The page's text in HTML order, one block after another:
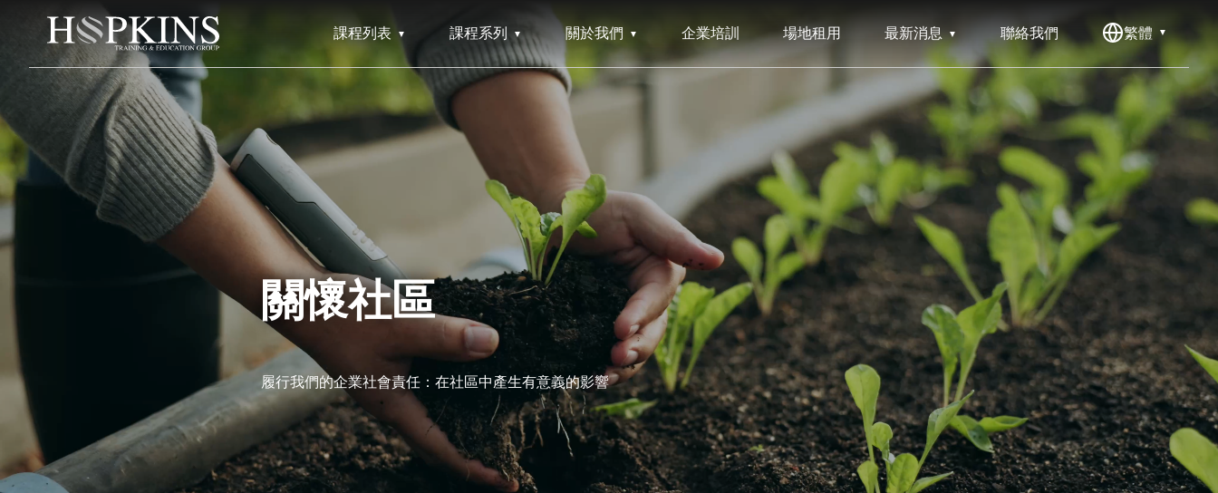
課程列表 課程系列 關於我們 企業培訓 場地租用 最新消息 聯絡我們 繁體
關懷社區
履行我們的企業社會責任：在社區中產生有意義的影響